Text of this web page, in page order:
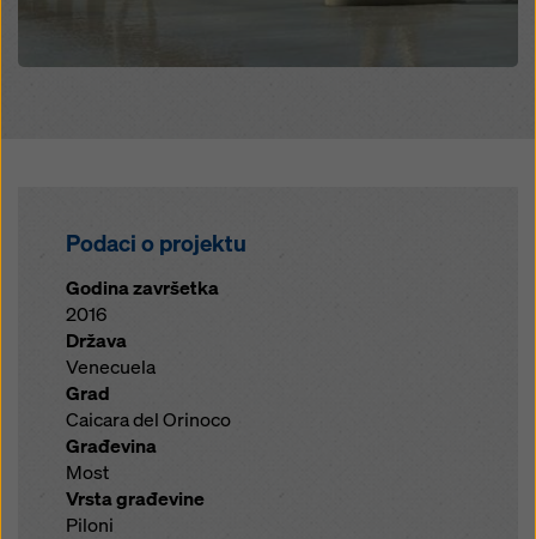
Podaci o projektu
Godina završetka
2016
Država
Venecuela
Grad
Caicara del Orinoco
Građevina
Most
Vrsta građevine
Piloni